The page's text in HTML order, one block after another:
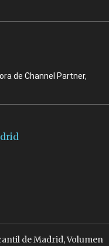
de Channel Partner,
de Madrid, Volumen